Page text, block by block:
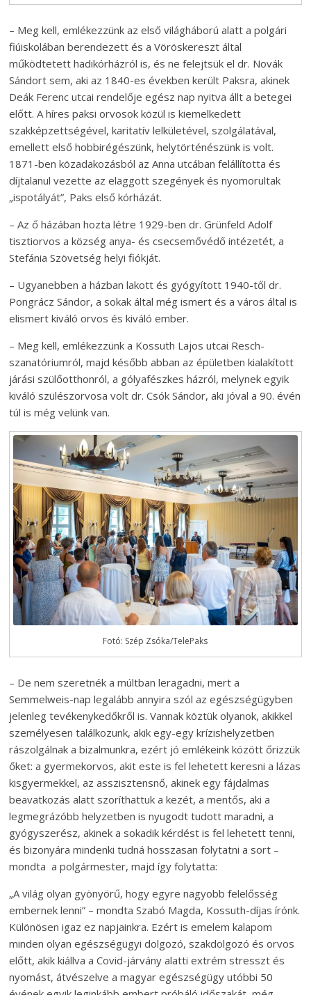
– Meg kell, emlékezzünk az első világháború alatt a polgári
fiúiskolában berendezett és a Vöröskereszt által
működtetett hadikórházról is, és ne felejtsük el dr. Novák
Sándort sem, aki az 1840-es években került Paksra, akinek
Deák Ferenc utcai rendelője egész nap nyitva állt a betegei
előtt. A híres paksi orvosok közül is kiemelkedett
szakképzettségével, karitatív lelkületével, szolgálatával,
emellett első hobbirégészünk, helytörténészünk is volt.
1871-ben közadakozásból az Anna utcában felállította és
díjtalanul vezette az elaggott szegények és nyomorultak
„ispotályát”, Paks első kórházát.
– Az ő házában hozta létre 1929-ben dr. Grünfeld Adolf
tisztiorvos a község anya- és csecsemővédő intézetét, a
Stefánia Szövetség helyi fiókját.
– Ugyanebben a házban lakott és gyógyított 1940-től dr.
Pongrácz Sándor, a sokak által még ismert és a város által is
elismert kiváló orvos és kiváló ember.
– Meg kell, emlékezzünk a Kossuth Lajos utcai Resch-
szanatóriumról, majd később abban az épületben kialakított
járási szülőotthonról, a gólyafészkes házról, melynek egyik
kiváló szülészorvosa volt dr. Csók Sándor, aki jóval a 90. évén
túl is még velünk van.
Fotó: Szép Zsóka/TelePaks
– De nem szeretnék a múltban leragadni, mert a
Semmelweis-nap legalább annyira szól az egészségügyben
jelenleg tevékenykedőkről is. Vannak köztük olyanok, akikkel
személyesen találkozunk, akik egy-egy krízishelyzetben
rászolgálnak a bizalmunkra, ezért jó emlékeink között őrizzük
őket: a gyermekorvos, akit este is fel lehetett keresni a lázas
kisgyermekkel, az asszisztensnő, akinek egy fájdalmas
beavatkozás alatt szoríthattuk a kezét, a mentős, aki a
legmegrázóbb helyzetben is nyugodt tudott maradni, a
gyógyszerész, akinek a sokadik kérdést is fel lehetett tenni,
és bizonyára mindenki tudná hosszasan folytatni a sort –
mondta a polgármester, majd így folytatta:
„A világ olyan gyönyörű, hogy egyre nagyobb felelősség
embernek lenni” – mondta Szabó Magda, Kossuth-díjas írónk.
Különösen igaz ez napjainkra. Ezért is emelem kalapom
minden olyan egészségügyi dolgozó, szakdolgozó és orvos
előtt, akik kiállva a Covid-járvány alatti extrém stresszt és
nyomást, átvészelve a magyar egészségügy utóbbi 50